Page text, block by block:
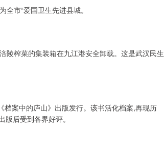
市“爱国卫生先进县城。
陵榨菜的集装箱在九江港安全卸载。这是武汉民生
案中的庐山》出版发行。该书活化档案,再现历
后受到各界好评。